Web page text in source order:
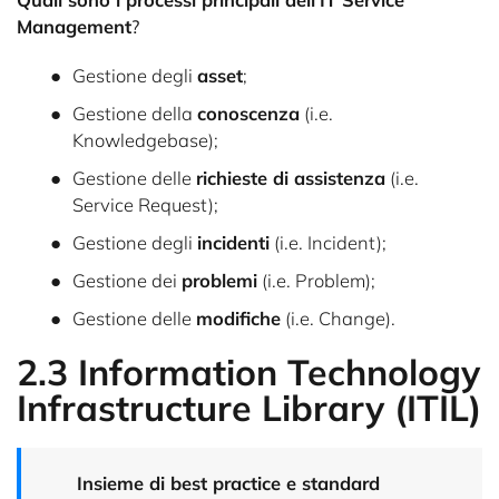
Management?
Gestione degli asset;
Gestione della conoscenza (i.e.
Knowledgebase);
Gestione delle richieste di assistenza (i.e.
Service Request);
Gestione degli incidenti (i.e. Incident);
Gestione dei problemi (i.e. Problem);
Gestione delle modifiche (i.e. Change).
2.3 Information Technology
Infrastructure Library (ITIL)
Insieme di best practice e standard